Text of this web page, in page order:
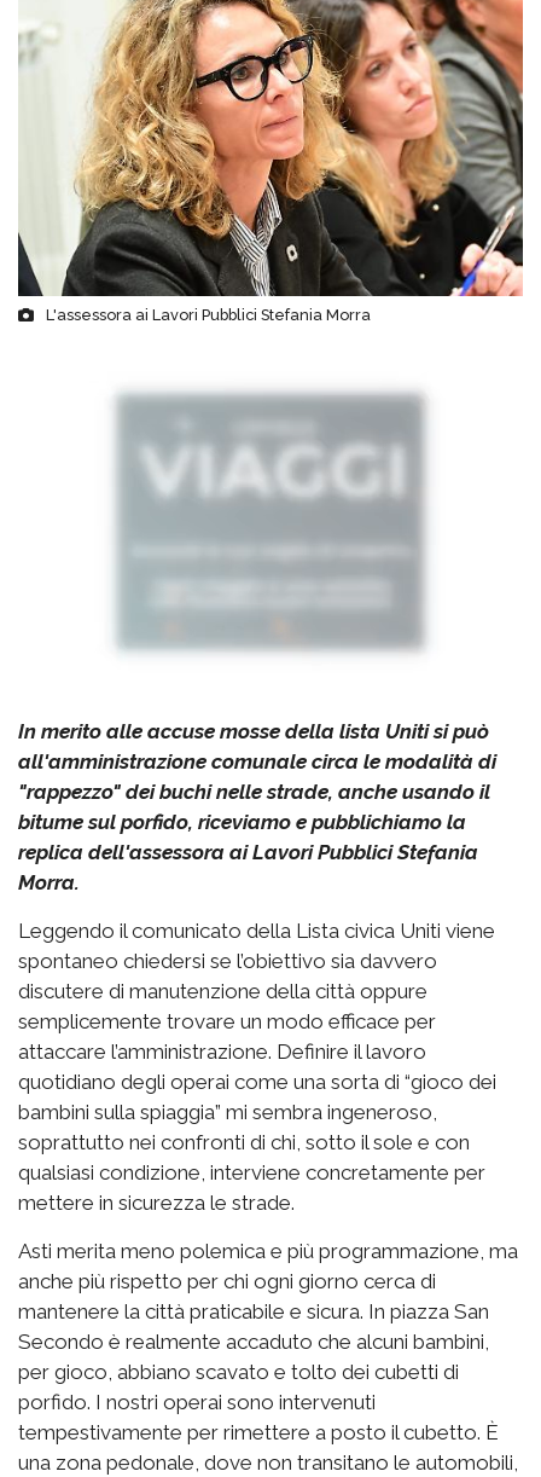
L'assessora ai Lavori Pubblici Stefania Morra
In merito alle accuse mosse della lista Uniti si può
all'amministrazione comunale circa le modalità di
"rappezzo" dei buchi nelle strade, anche usando il
bitume sul porfido, riceviamo e pubblichiamo la
replica dell'assessora ai Lavori Pubblici Stefania
Morra.
Leggendo il comunicato della Lista civica Uniti viene
spontaneo chiedersi se l’obiettivo sia davvero
discutere di manutenzione della città oppure
semplicemente trovare un modo efficace per
attaccare l’amministrazione. Definire il lavoro
quotidiano degli operai come una sorta di “gioco dei
bambini sulla spiaggia” mi sembra ingeneroso,
soprattutto nei confronti di chi, sotto il sole e con
qualsiasi condizione, interviene concretamente per
mettere in sicurezza le strade.
Asti merita meno polemica e più programmazione, ma
anche più rispetto per chi ogni giorno cerca di
mantenere la città praticabile e sicura. In piazza San
Secondo è realmente accaduto che alcuni bambini,
per gioco, abbiano scavato e tolto dei cubetti di
porfido. I nostri operai sono intervenuti
tempestivamente per rimettere a posto il cubetto. È
una zona pedonale, dove non transitano le automobili,